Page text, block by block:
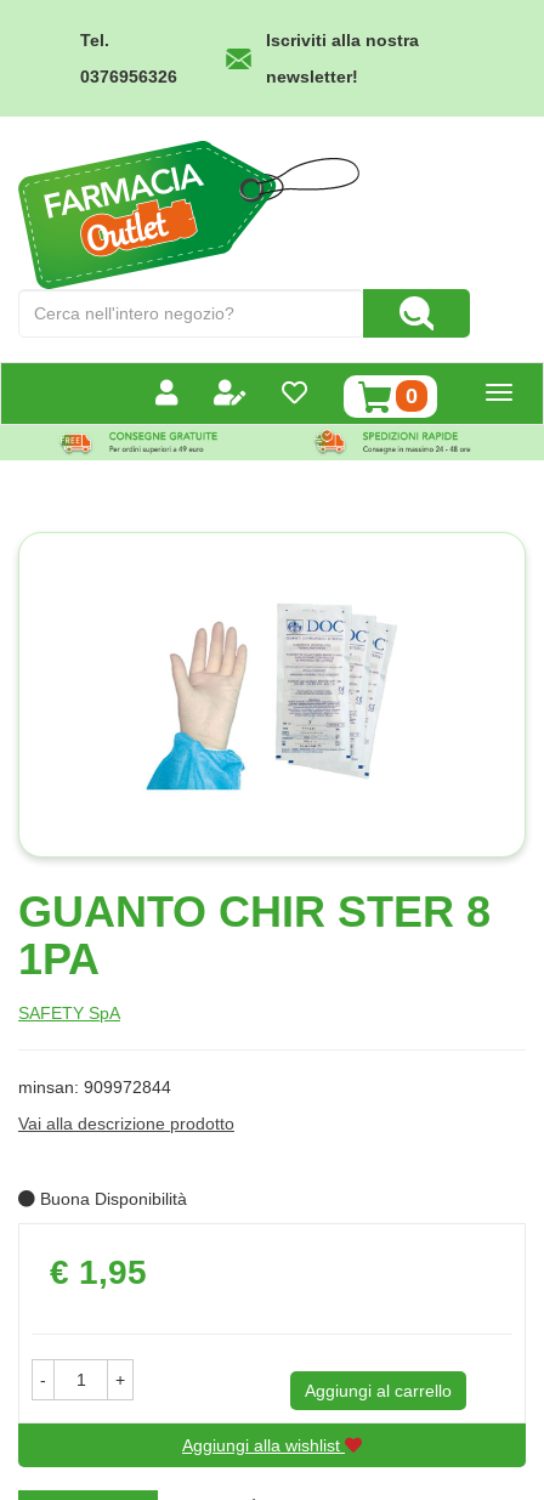
Tel.
0376956326
Iscriviti alla nostra
newsletter!
Outlet
Prodotto
Cerca Prodotto
0prodotti
inseriti
GUANTO CHIR STER 8
1PA
SAFETY SpA
minsan: 909972844
Vai alla descrizione prodotto
Buona Disponibilità
Prezzo
€ 1,95
- +
Aggiungi al carrello
Aggiungi alla wishlist